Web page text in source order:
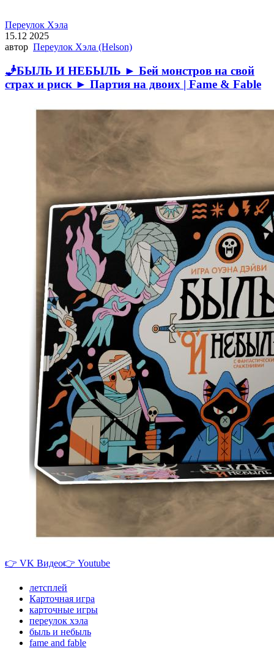
Переулок Хэла
15.12 2025
автор Переулок Хэла (Helson)
🧞БЫЛЬ И НЕБЫЛЬ ► Бей монстров на свой
страх и риск ► Партия на двоих | Fame & Fable
👉 VK Видео👉 Youtube
летсплей
Карточная игра
карточные игры
переулок хэла
быль и небыль
fame and fable